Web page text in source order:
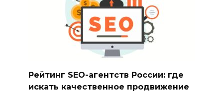
Рейтинг SEO-агентств России: где
искать качественное продвижение